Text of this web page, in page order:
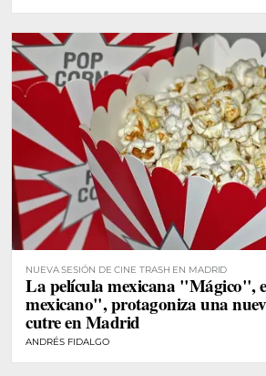
NUEVA SESIÓN DE CINE TRASH EN MADRID
La película mexicana "Mágico",
mexicano", protagoniza una
cutre en Madrid
ANDRÉS FIDALGO